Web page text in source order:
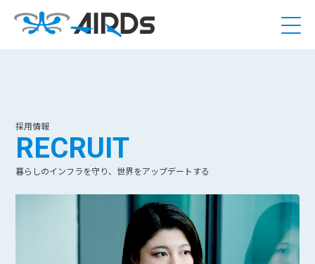
採用情報
RECRUIT
暮らしのインフラを守り、世界をアップデートする